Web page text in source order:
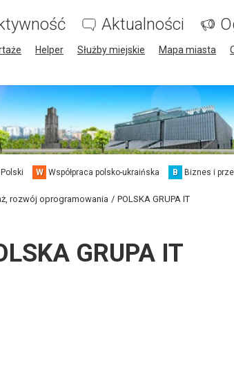
Aktualności
Helper Służby miejskie Mapa miasta
W Współpraca polsko-ukraińska B Biznes i
rozwój oprogramowania POLSKA GRUPA IT
GRUPA IT